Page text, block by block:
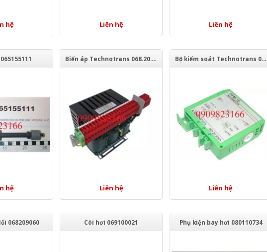
hệ Liên hệ Liên hệ
hệ
Biến áp Technotrans 068.20.1054
Liên hệ
Bộ kiểm soát Technotrans 068.20.9065
Liên hệ
068209060 Còi hơi 069100021 Phụ kiện bay hơi 080110734